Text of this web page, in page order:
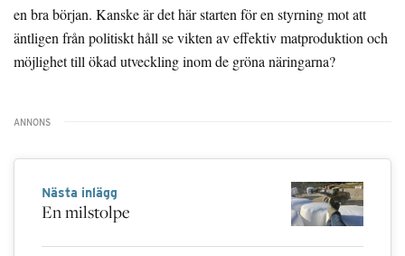
en bra början. Kanske är det här starten för en styrning mot att
äntligen från politiskt håll se vikten av effektiv matproduktion och
möjlighet till ökad utveckling inom de gröna näringarna?
Nästa inlägg
En milstolpe